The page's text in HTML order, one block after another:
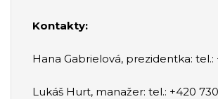
Kontakty:
Hana Gabrielová, prezidentka:
Lukáš Hurt, manažer: tel.: +420